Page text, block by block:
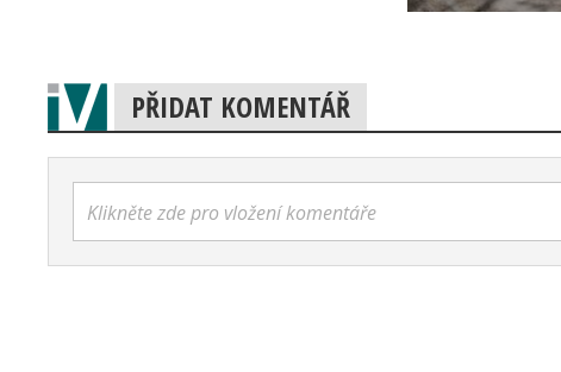
PŘIDAT KOMENTÁŘ
Klikněte zde pro vložení komentáře